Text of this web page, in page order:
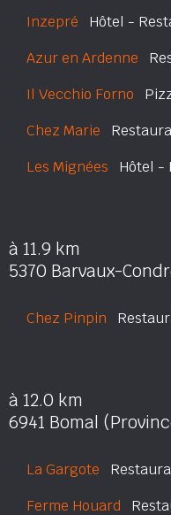
Inzepré Hôtel -
Azur en Ardenne
Il Vecchio Forno
Chez Marie
Les Mignées Hôtel -
à 11.9 km
5370 Barvaux-
Chez Pinpin
à 12.0 km
6941 Bomal
La Gargote
Ferme Houard